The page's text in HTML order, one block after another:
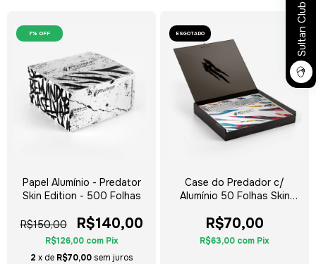
7% OFF
Papel Alumínio - Predator
Skin Edition - 500 Folhas
R$150,00 R$140,00
R$126,00 com Pix
2 x de R$70,00 sem juros
ESGOTADO
Case do Predador c/
Alumínio 50 Folhas Skin
R$70,00
R$63,00 com Pix
Sultan Club